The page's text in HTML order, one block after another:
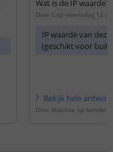
Wat is de IP waarde?
Door S op woensdag 13
IP waarde van
(geschikt voor
Bekijk hele
Door Sharona op